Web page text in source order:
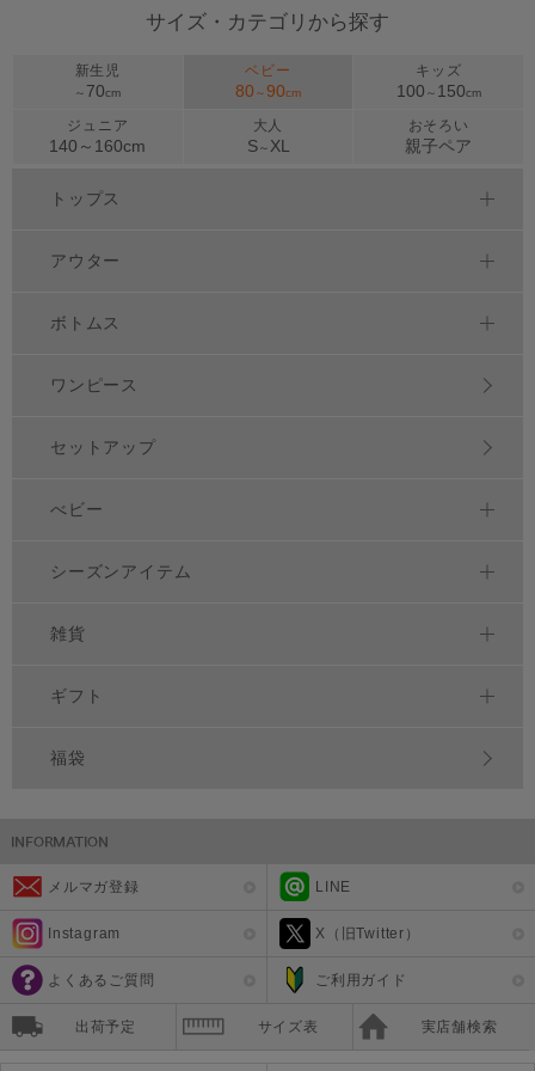
サイズ・カテゴリから探す
新生児
～ 70cm
ベビー
80 ～90cm
キッズ
100 ～ 150cm
ジュニア
140～ 160cm
大人
S～ XL
おそろい
親子ペア
トップス
アウター
ボトムス
ワンピース
セットアップ
べビー
シーズンアイテム
雑貨
ギフト
福袋
メルマガ登録 LINE
Instagram X（旧Twitter）
よくあるご質問 ご利用ガイド
出荷予定 サイズ表 実店舗検索